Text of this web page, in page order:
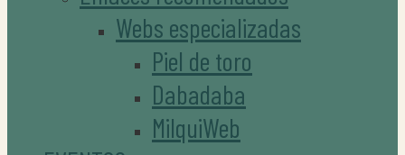
Webs especializadas
Piel de toro
Dabadaba
MilquiWeb